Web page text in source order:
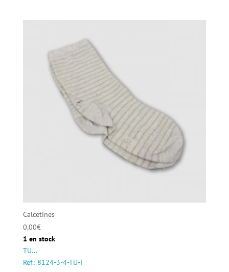
Calcetines
0,00€
1 en stock
TU...
Ref.: 8124-3-4-TU-I